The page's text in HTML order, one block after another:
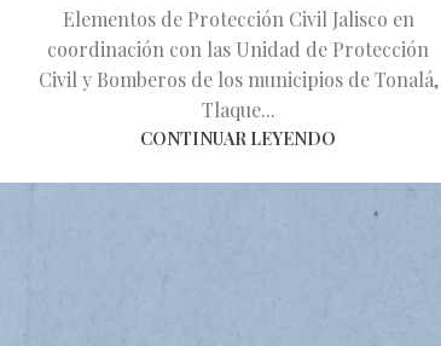
Elementos de Protección Civil Jalisco en
coordinación con las Unidad de Protección
Civil y Bomberos de los municipios de Tonalá,
Tlaque...
CONTINUAR LEYENDO